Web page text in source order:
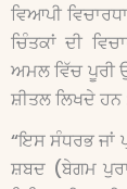
ਵਿਆਪੀ
ਚਿੰਤਕਾਂ ਦੀ
ਅਮਲ ਵਿੱਚ ਪੂਰੀ
ਸ਼ੀਤਲ ਲਿਖਦੇ ਹਨ
“ਇਸ ਸੰਧਰਭ ਜਾਂ
ਸ਼ਬਦ (ਬੇਗਮ